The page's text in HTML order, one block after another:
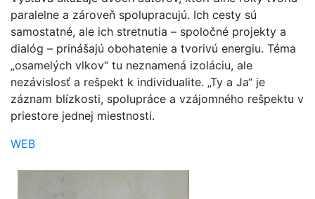
paralelne a zároveň spolupracujú. Ich cesty sú
samostatné, ale ich stretnutia – spoločné projekty a
dialóg – prinášajú obohatenie a tvorivú energiu. Téma
„osamelých vlkov“ tu neznamená izoláciu, ale
nezávislosť a rešpekt k individualite. „Ty a Ja“ je
záznam blízkosti, spolupráce a vzájomného rešpektu v
priestore jednej miestnosti.
WEB